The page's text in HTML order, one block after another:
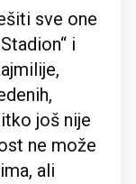
sve one
i
još nije
ne može
ali